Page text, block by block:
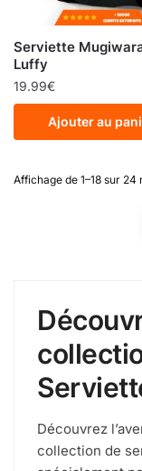
Serviette
Luffy
19.99€
Ajouter au
Affichage de 1–18 sur 24
Découvrez
collection de